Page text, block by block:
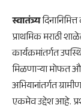
स्वातंत्र्य
प्राथमिक मराठी
कार्यक्रमांतर्गत
मिळणाऱ्या मोफत
अभियानांतर्गत
एकमेव उद्देश आहे.